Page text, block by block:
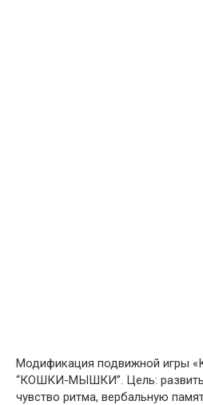
Модификация подвижной игры
“КОШКИ-МЫШКИ”. Цель: развить
чувство ритма, вербальную